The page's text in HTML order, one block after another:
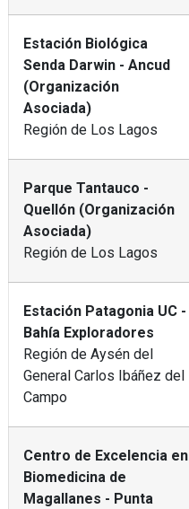
Estación Biológica
Senda Darwin - Ancud
(Organización
Asociada)
Región de Los Lagos
Parque Tantauco -
Quellón (Organización
Asociada)
Región de Los Lagos
Estación Patagonia UC -
Bahía Exploradores
Región de Aysén del
General Carlos Ibáñez del
Campo
Centro de Excelencia en
Biomedicina de
Magallanes - Punta